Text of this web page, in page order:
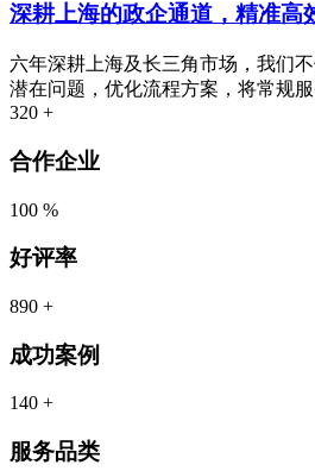
深耕上海的政企通道，精准高
六年深耕上海及长三角市场，我们
潜在问题，优化流程方案，将常规
320 +
合作企业
100 %
好评率
890 +
成功案例
140 +
服务品类